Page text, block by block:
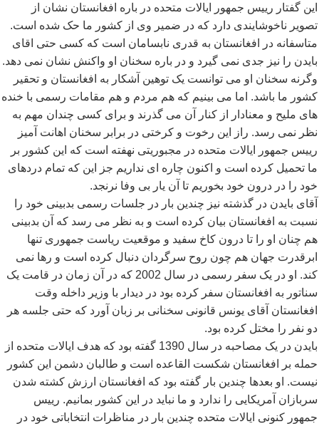
این گفتار رییس جمهور ایالات متحده در باره افغانستان نشان از
تصویر ناخوشایندی دارد که در ضمیر وی از کشور ما حک شده است.
متاسفانه در افغانستان به قدری نابسامان است که کسی حتی اقای
بایدن را نیز جدی نمی گیرد و در باره سخنان او واکنش نشان نمی دهد.
وگرنه سخنان او می توانست یک توهین آشکار به افغانستان و تحقیر
کشور ما باشد. اما می بینیم که هم مردم و هم مقامات رسمی با خنده
های ملیح و معنادار از کنار آن می گذرند و برای کسی چندان مهم به
نظر نمی رسد. راز این رخوت و کرختی در برابر سخنان اهانت آمیز
رییس جمهور ایالات متحده در مجبوریتی نهفته است که این کشور بر
ما تحمیل کرده است و اکنون چاره ای نداریم جز این که تمام دردهای
خود را در درون خود بخوریم تا آن یار بی وفا نرنجد.
آقای بایدن در گذشته نیز چندین بار در جلسات رسمی بدبینی خود را
نسبت به افغانستان بیان کرده است و به نظر می رسد که آن بدبینی
هم چنان او را تا درون کاخ سفید و موقعیت ریاست جمهوری تنها
ابرقدرت جهان هم چون روح سرگردان دنبال کرده است و رها نمی
کند. او در یک سفر رسمی در سال 2002 که در آن زمان در قامت یک
سناتور به افغانستان سفر کرده بود در دیدار با وزیر داخله وقت
افغانستان آقای یونس قانونی سخنانی بر زبان آورد که حتی جلسه هر
دو نفر را مختل کرده بود.
بایدن در یک مصاحبه در سال 1390 گفته بود که هدف ایالات متحده از
حمله بر افغانستان شکست القاعده است و طالبان دشمن این کشور
نیست. او بعدها چندین بار گفته بود که افغانستان ارزش کشته شدن
سربازان آمریکایی را ندارد و ما نباید در این کشور بمانیم. رییس
جمهور کنونی ایالات متحده چندین بار در مناظرات انتخاباتی خود در